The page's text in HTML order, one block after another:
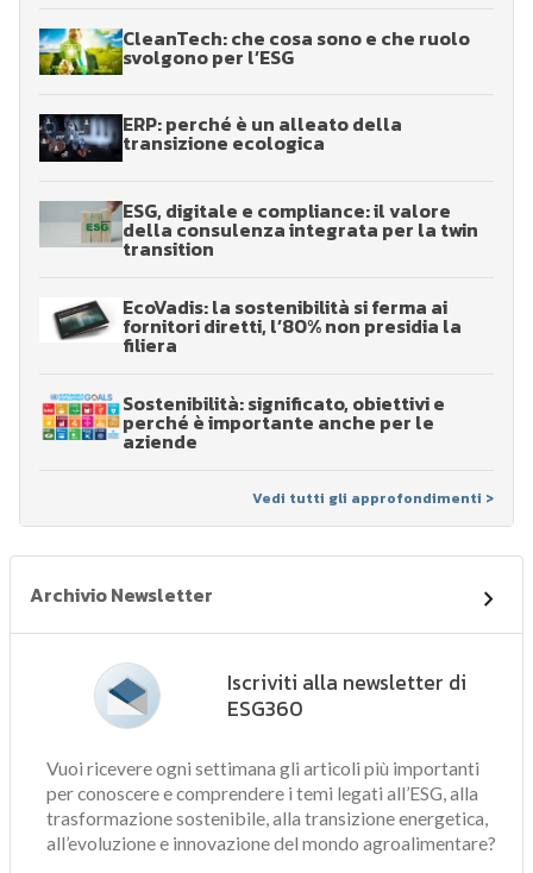
CleanTech: che cosa sono e che ruolo
svolgono per l’ESG
ERP: perché è un alleato della
transizione ecologica
ESG, digitale e compliance: il valore
della consulenza integrata per la twin
transition
EcoVadis: la sostenibilità si ferma ai
fornitori diretti, l’80% non presidia la
filiera
Sostenibilità: significato, obiettivi e
perché è importante anche per le
aziende
Vedi tutti gli approfondimenti >
Archivio Newsletter
Iscriviti alla newsletter di
ESG360
Vuoi ricevere ogni settimana gli articoli più importanti
per conoscere e comprendere i temi legati all’ESG, alla
trasformazione sostenibile, alla transizione energetica,
all’evoluzione e innovazione del mondo agroalimentare?